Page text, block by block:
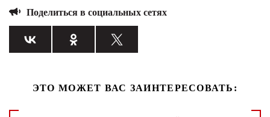
Поделиться в социальных сетях
ЭТО МОЖЕТ ВАС ЗАИНТЕРЕСОВАТЬ: